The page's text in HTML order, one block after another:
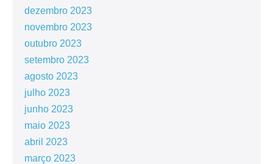
dezembro 2023
novembro 2023
outubro 2023
setembro 2023
agosto 2023
julho 2023
junho 2023
maio 2023
abril 2023
março 2023